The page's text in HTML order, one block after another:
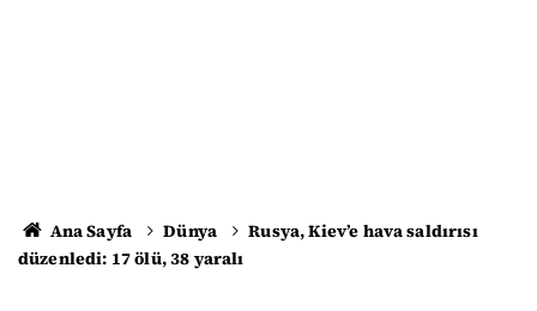
Ana Sayfa Dünya
Rusya, Kiev’e hava saldırısı
düzenledi: 17 ölü, 38 yaralı